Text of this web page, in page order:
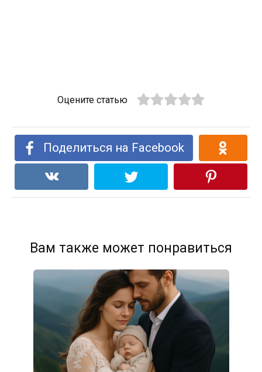
Оцените статью
Поделиться на Facebook
Вам также может понравиться